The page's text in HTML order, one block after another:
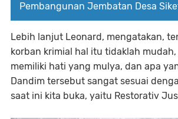
Pembangunan Jembatan Desa
Lebih lanjut Leonard, mengatakan,
korban krimial hal itu tidaklah
memiliki hati yang mulya, dan apa
Dandim tersebut sangat sesuai
saat ini kita buka, yaitu Restorativ